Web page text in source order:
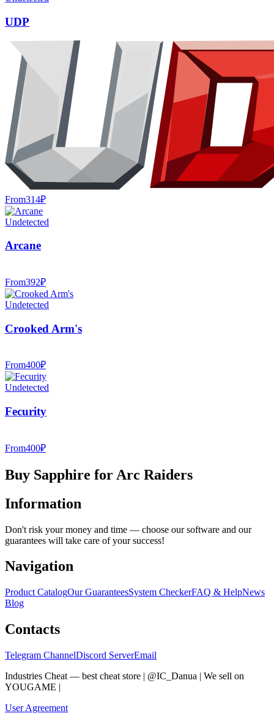
UDP
From314₽
Undetected
Arcane
From392₽
Undetected
Crooked Arm's
From400₽
Undetected
Fecurity
From400₽
Buy Sapphire for Arc Raiders
Information
Don't risk your money and time — choose our software and our
guarantees will take care of your success!
Navigation
Product CatalogOur GuaranteesSystem CheckerFAQ & HelpNews
Blog
Contacts
Telegram ChannelDiscord ServerEmail
Industries Cheat — best cheat store | @IC_Danua | We sell on
YOUGAME |
User Agreement